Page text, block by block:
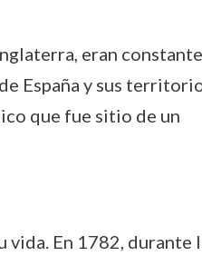
eran
España y sus
que fue sitio de un
vida. En 1782, durante